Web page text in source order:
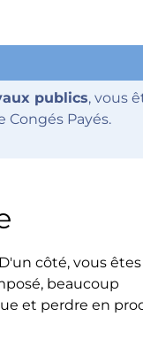
publics, vous
Payés.
côté, vous êtes
beaucoup
et perdre en